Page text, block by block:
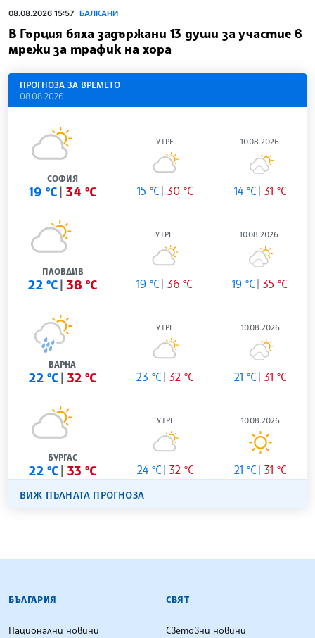
08.08.2026 15:57 БАЛКАНИ
В Гърция бяха задържани 13 души за участие в
мрежи за трафик на хора
ПРОГНОЗА ЗА ВРЕМЕТО
08.08.2026
СОФИЯ
19 °C 34 °C
УТРЕ
15 °C 30 °C
10.08.2026
14 °C 31 °C
ПЛОВДИВ
22 °C 38 °C
УТРЕ
19 °C 36 °C
10.08.2026
19 °C 35 °C
ВАРНА
22 °C 32 °C
УТРЕ
23 °C 32 °C
10.08.2026
21 °C 31 °C
БУРГАС
22 °C 33 °C
УТРЕ
24 °C 32 °C
10.08.2026
21 °C 31 °C
ВИЖ ПЪЛНАТА ПРОГНОЗА
БЪЛГАРСКА ТЕЛЕГРАФНА АГЕНЦИЯ
БЪЛГАРИЯ
Национални новини
СВЯТ
Световни новини